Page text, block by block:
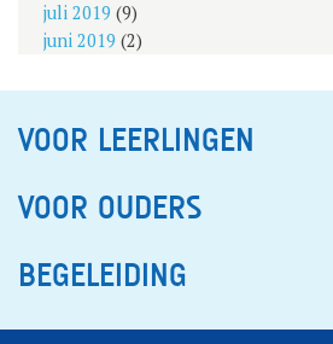
juli 2019 (9)
juni 2019 (2)
VOOR LEERLINGEN
VOOR OUDERS
BEGELEIDING